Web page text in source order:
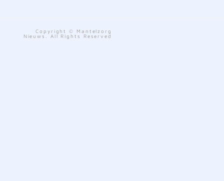
Copyright © Mantelzorg
Nieuws. All Rights Reserved